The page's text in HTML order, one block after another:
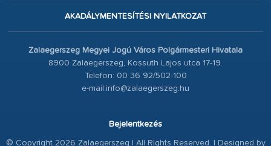
AKADÁLYMENTESÍTÉSI NYILATKOZAT
Zalaegerszeg Megyei Jogú Város Polgármesteri Hivatala
8900 Zalaegerszeg, Kossuth Lajos utca 17-19.
Telefon: 00 36 92/502-100
e-mail:info@zalaegerszeg.hu
Bejelentkezés
© Copyright 2026 Zalaegerszeg | All Rights Reserved. | Designed by